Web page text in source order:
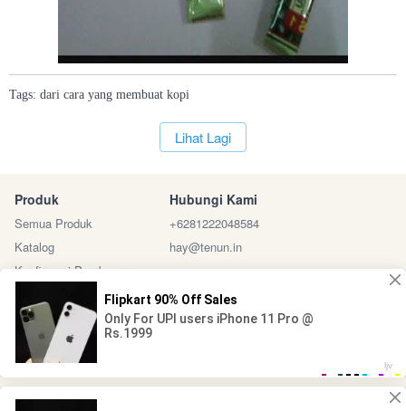
Tags: dari cara yang membuat kopi
`Lihat Lagi
Produk
Semua Produk
Katalog
Konfirmasi Pembayaran
Hubungi Kami
+6281222048584
hay@tenun.in
Sosial Media Marketplace